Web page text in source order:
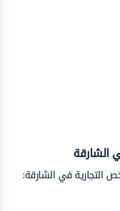
الشارقة
التجارية في الشارقة: